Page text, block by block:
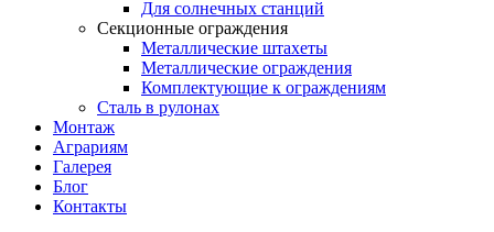
Для солнечных станций
Секционные ограждения
Металлические штахеты
Металлические ограждения
Комплектующие к ограждениям
Сталь в рулонах
Монтаж
Аграриям
Галерея
Блог
Контакты